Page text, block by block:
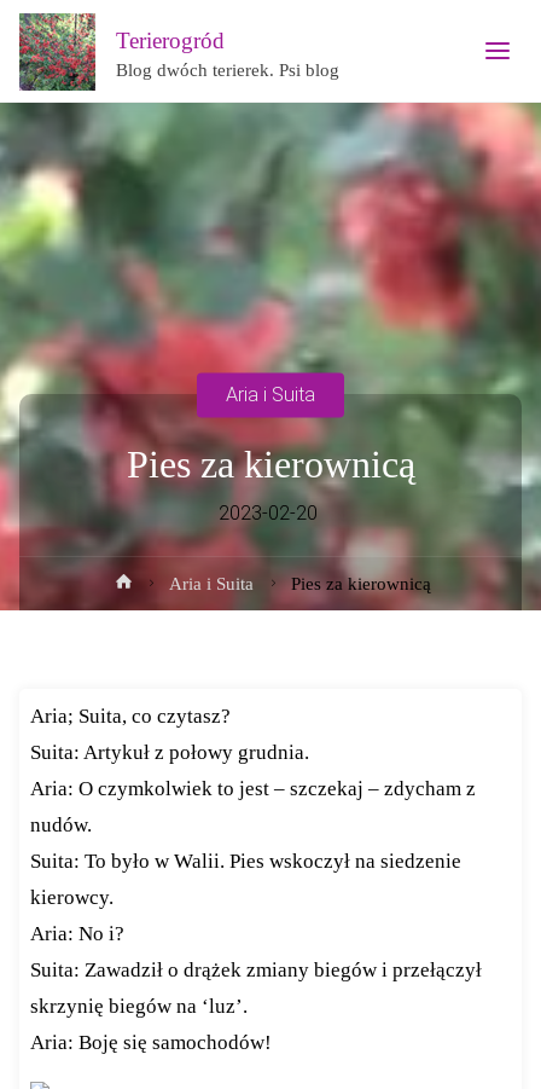
Terierogród
Blog dwóch terierek. Psi blog
Pies za kierownicą
2023-02-20
Aria i Suita
Strona
główna
Aria i Suita Pies za kierownicą
Aria; Suita, co czytasz?
Suita: Artykuł z połowy grudnia.
Aria: O czymkolwiek to jest – szczekaj – zdycham z
nudów.
Suita: To było w Walii. Pies wskoczył na siedzenie
kierowcy.
Aria: No i?
Suita: Zawadził o drążek zmiany biegów i przełączył
skrzynię biegów na ‘luz’.
Aria: Boję się samochodów!